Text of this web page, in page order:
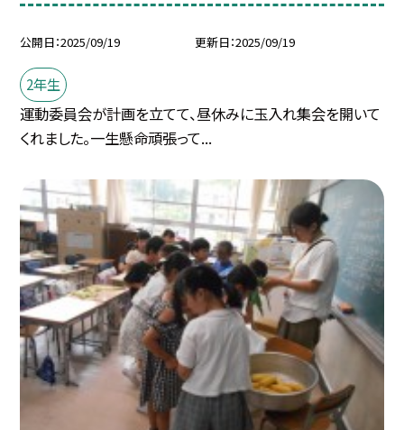
公開日 2025/09/19 更新日 2025/09/19
2年生
運動委員会が計画を立てて、昼休みに玉入れ集会を開いて
くれました。一生懸命頑張って...